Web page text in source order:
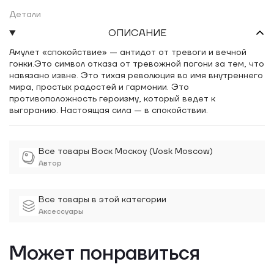
Все товары Воск Москоу (Vosk Moscow)
Автор
Все товары в этой категории
Аксессуары
Детали
ОПИСАНИЕ
Амулет «спокойствие» — антидот от тревоги и вечной
гонки.Это символ отказа от тревожной погони за тем, что
навязано извне. Это тихая революция во имя внутреннего
мира, простых радостей и гармонии. Это
противоположность героизму, который ведет к
выгоранию. Настоящая сила — в спокойствии.
Может понравиться